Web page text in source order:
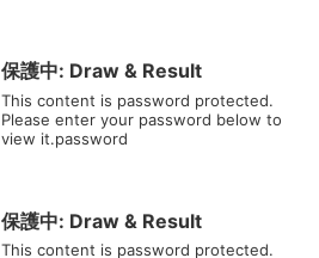
保護中: Draw & Result
This content is password protected.
Please enter your password below to
view it.password
保護中: Draw & Result
This content is password protected.